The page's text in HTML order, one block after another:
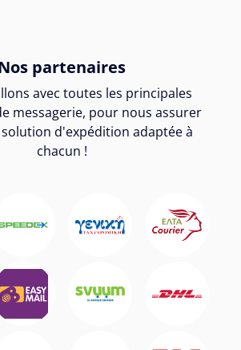
partenaires
avec toutes les principales
messagerie, pour nous assurer
d'expédition adaptée à
chacun !